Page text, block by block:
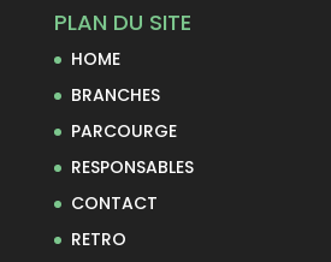
PLAN DU SITE
HOME
BRANCHES
PARCOURGE
RESPONSABLES
CONTACT
RETRO